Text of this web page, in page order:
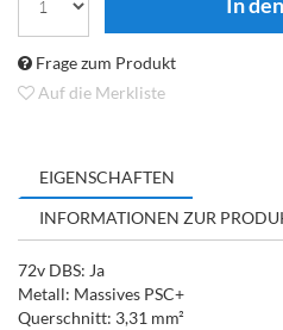
Frage zum Produkt
Auf die Merkliste
EIGENSCHAFTEN
INFORMATIONEN ZUR
72v DBS: Ja
Metall: Massives PSC+
Querschnitt: 3,31 mm²